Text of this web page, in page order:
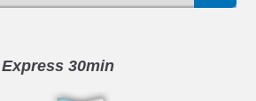
Express 30min